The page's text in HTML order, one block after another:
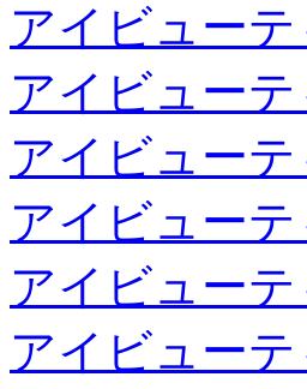
アイビュー
アイビュー
アイビュー
アイビュー
アイビュー
アイビュー